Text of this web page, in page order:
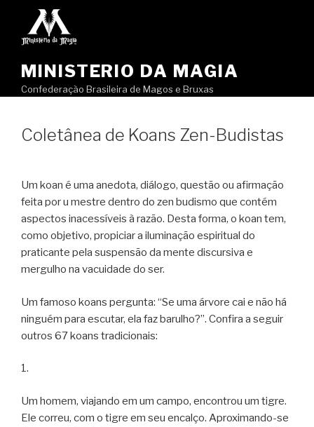
MINISTERIO DA MAGIA
Confederação Brasileira de Magos e Bruxas
Coletânea de Koans Zen-Budistas
Um koan é uma anedota, diálogo, questão ou afirmação
feita por u mestre dentro do zen budismo que contém
aspectos inacessíveis à razão. Desta forma, o koan tem,
como objetivo, propiciar a iluminação espiritual do
praticante pela suspensão da mente discursiva e
mergulho na vacuidade do ser.
Um famoso koans pergunta: “Se uma árvore cai e não há
ninguém para escutar, ela faz barulho?”. Confira a seguir
outros 67 koans tradicionais:
1.
Um homem, viajando em um campo, encontrou um tigre.
Ele correu, com o tigre em seu encalço. Aproximando-se